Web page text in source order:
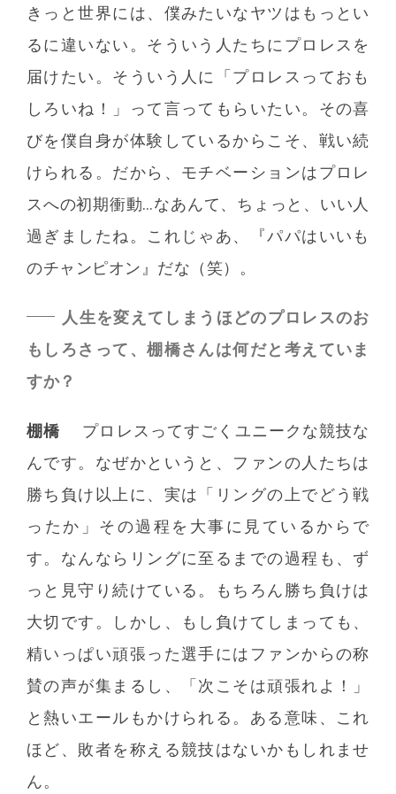
きっと世界には、僕みたいなヤツはもっとい
るに違いない。そういう人たちにプロレスを
届けたい。そういう人に「プロレスっておも
しろいね！」って言ってもらいたい。その喜
びを僕自身が体験しているからこそ、戦い続
けられる。だから、モチベーションはプロレ
スへの初期衝動…なあんて、ちょっと、いい人
過ぎましたね。これじゃあ、『パパはいいも
のチャンピオン』だな（笑）。
人生を変えてしまうほどのプロレスのお
もしろさって、棚橋さんは何だと考えていま
すか？
棚橋
プロレスってすごくユニークな競技な
んです。なぜかというと、ファンの人たちは
勝ち負け以上に、実は「リングの上でどう戦
ったか」その過程を大事に見ているからで
す。なんならリングに至るまでの過程も、ず
っと見守り続けている。もちろん勝ち負けは
大切です。しかし、もし負けてしまっても、
精いっぱい頑張った選手にはファンからの称
賛の声が集まるし、「次こそは頑張れよ！」
と熱いエールもかけられる。ある意味、これ
ほど、敗者を称える競技はないかもしれませ
ん。